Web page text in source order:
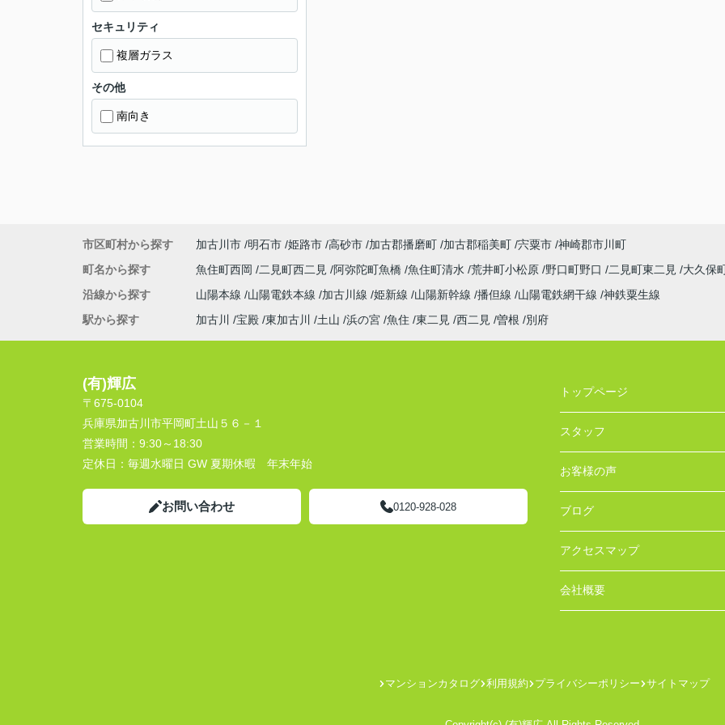
セキュリティ
複層ガラス
その他
南向き
市区町村から探す 加古川市 明石市 姫路市 高砂市 加古郡播磨町 加古郡稲美町 宍粟市 神崎郡市川町
町名から探す
魚住町西岡 二見町西二見 阿弥陀町魚橋 魚住町清水 荒井町小松原 野口町野口 二見町東二見 大久保
沿線から探す
山陽本線 山陽電鉄本線 加古川線 姫新線 山陽新幹線 播但線 山陽電鉄網干線 神鉄粟生線
駅から探す
加古川 宝殿 東加古川 土山 浜の宮 魚住 東二見 西二見 曽根 別府
(有)輝広
〒675-0104
兵庫県加古川市平岡町土山５６－１
営業時間： 9:30～18:30
定休日： 毎週水曜日 GW 夏期休暇 年末年始
お問い合わせ 0120-928-028
トップページ
スタッフ
お客様の声
ブログ
アクセスマップ
会社概要
マンションカタログ 利用規約 プライバシーポリシー サイトマップ